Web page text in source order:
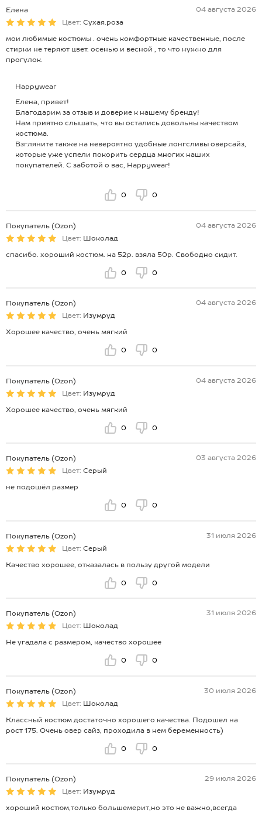
Елена
04 августа 2026
Цвет: Сухая.роза
мои любимые костюмы . очень комфортные качественные, после
стирки не теряют цвет. осенью и весной , то что нужно для
прогулок.
Happywear
Елена, привет!
Благодарим за отзыв и доверие к нашему бренду!
Нам приятно слышать, что вы остались довольны качеством
костюма.
Взгляните также на невероятно удобные лонгсливы оверсайз,
которые уже успели покорить сердца многих наших
покупателей. С заботой о вас, Happywear!
0 0
Покупатель (Ozon)
04 августа 2026
Цвет: Шоколад
спасибо. хороший костюм. на 52р. взяла 50р. Свободно сидит.
0 0
Покупатель (Ozon)
04 августа 2026
Цвет: Изумруд
Хорошее качество, очень мягкий
0 0
Покупатель (Ozon)
04 августа 2026
Цвет: Изумруд
Хорошее качество, очень мягкий
0 0
Покупатель (Ozon)
03 августа 2026
Цвет: Серый
не подошёл размер
0 0
Покупатель (Ozon)
31 июля 2026
Цвет: Серый
Качество хорошее, отказалась в пользу другой модели
0 0
Покупатель (Ozon)
31 июля 2026
Цвет: Шоколад
Не угадала с размером, качество хорошее
0 0
Покупатель (Ozon)
30 июля 2026
Цвет: Шоколад
Классный костюм достаточно хорошего качества. Подошел на
рост 175. Очень овер сайз, проходила в нем беременность)
0 0
Покупатель (Ozon)
29 июля 2026
Цвет: Изумруд
хороший костюм,только большемерит,но это не важно,всегда